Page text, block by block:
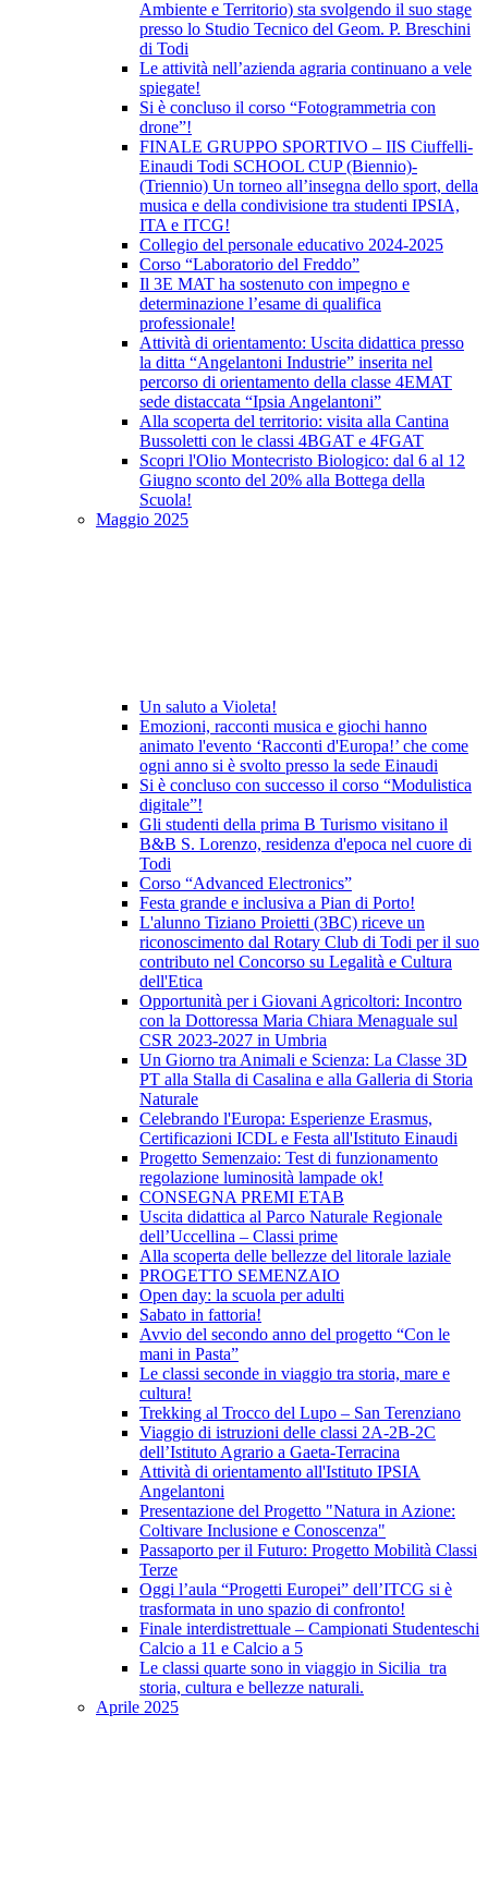
Ambiente e Territorio) sta svolgendo il suo stage
presso lo Studio Tecnico del Geom. P. Breschini
di Todi
Le attività nell’azienda agraria continuano a vele
spiegate!
Si è concluso il corso “Fotogrammetria con
drone”!
FINALE GRUPPO SPORTIVO – IIS Ciuffelli-
Einaudi Todi SCHOOL CUP (Biennio)-
(Triennio) Un torneo all’insegna dello sport, della
musica e della condivisione tra studenti IPSIA,
ITA e ITCG!
Collegio del personale educativo 2024-2025
Corso “Laboratorio del Freddo”
Il 3E MAT ha sostenuto con impegno e
determinazione l’esame di qualifica
professionale!
Attività di orientamento: Uscita didattica presso
la ditta “Angelantoni Industrie” inserita nel
percorso di orientamento della classe 4EMAT
sede distaccata “Ipsia Angelantoni”
Alla scoperta del territorio: visita alla Cantina
Bussoletti con le classi 4BGAT e 4FGAT
Scopri l'Olio Montecristo Biologico: dal 6 al 12
Giugno sconto del 20% alla Bottega della
Scuola!
Maggio 2025
Un saluto a Violeta!
Emozioni, racconti musica e giochi hanno
animato l'evento ‘Racconti d'Europa!’ che come
ogni anno si è svolto presso la sede Einaudi
Si è concluso con successo il corso “Modulistica
digitale”!
Gli studenti della prima B Turismo visitano il
B&B S. Lorenzo, residenza d'epoca nel cuore di
Todi
Corso “Advanced Electronics”
Festa grande e inclusiva a Pian di Porto!
L'alunno Tiziano Proietti (3BC) riceve un
riconoscimento dal Rotary Club di Todi per il suo
contributo nel Concorso su Legalità e Cultura
dell'Etica
Opportunità per i Giovani Agricoltori: Incontro
con la Dottoressa Maria Chiara Menaguale sul
CSR 2023-2027 in Umbria
Un Giorno tra Animali e Scienza: La Classe 3D
PT alla Stalla di Casalina e alla Galleria di Storia
Naturale
Celebrando l'Europa: Esperienze Erasmus,
Certificazioni ICDL e Festa all'Istituto Einaudi
Progetto Semenzaio: Test di funzionamento
regolazione luminosità lampade ok!
CONSEGNA PREMI ETAB
Uscita didattica al Parco Naturale Regionale
dell’Uccellina – Classi prime
Alla scoperta delle bellezze del litorale laziale
PROGETTO SEMENZAIO
Open day: la scuola per adulti
Sabato in fattoria!
Avvio del secondo anno del progetto “Con le
mani in Pasta”
Le classi seconde in viaggio tra storia, mare e
cultura!
Trekking al Trocco del Lupo – San Terenziano
Viaggio di istruzioni delle classi 2A-2B-2C
dell’Istituto Agrario a Gaeta-Terracina
Attività di orientamento all'Istituto IPSIA
Angelantoni
Presentazione del Progetto "Natura in Azione:
Coltivare Inclusione e Conoscenza"
Passaporto per il Futuro: Progetto Mobilità Classi
Terze
Oggi l’aula “Progetti Europei” dell’ITCG si è
trasformata in uno spazio di confronto!
Finale interdistrettuale – Campionati Studenteschi
Calcio a 11 e Calcio a 5
Le classi quarte sono in viaggio in Sicilia tra
storia, cultura e bellezze naturali.
Aprile 2025